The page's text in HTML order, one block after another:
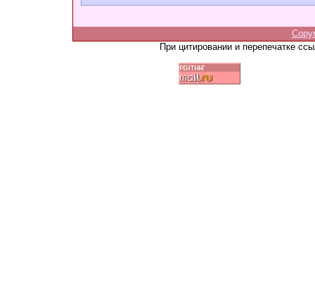
При цитировании и перепечатке